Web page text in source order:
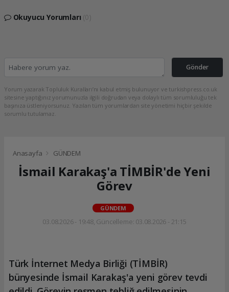
Okuyucu Yorumları (0)
Gönder
Yorum yazarak Topluluk Kuralları’nı kabul etmiş bulunuyor ve turkishpress.co.uk
sitesine yaptığınız yorumunuzla ilgili doğrudan veya dolaylı tüm sorumluluğu tek
başınıza üstleniyorsunuz. Yazılan tüm yorumlardan site yönetimi hiçbir şekilde
sorumlu tutulamaz.
Anasayfa GÜNDEM
İsmail Karakaş'a TİMBİR'de Yeni
Görev
GÜNDEM
03.08.2026 - 19:48, Güncelleme: 03.08.2026 - 21:15
Türk İnternet Medya Birliği (TİMBİR)
bünyesinde İsmail Karakaş'a yeni görev tevdi